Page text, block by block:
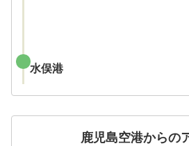
水俣港
鹿児島空港からの